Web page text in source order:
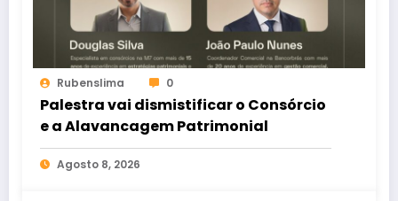
Rubenslima 0
Palestra vai dismistificar o Consórcio
e a Alavancagem Patrimonial
Agosto 8, 2026